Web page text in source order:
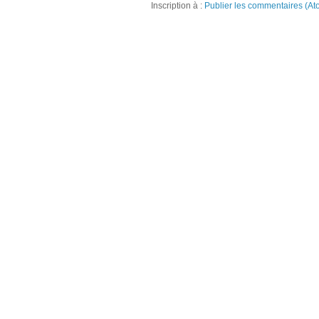
Inscription à : Publier les commentaires